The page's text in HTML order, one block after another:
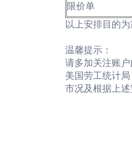
限价单
以上安排目的
温馨提示：
请多加关注账
美国劳工统计
市况及根据上述